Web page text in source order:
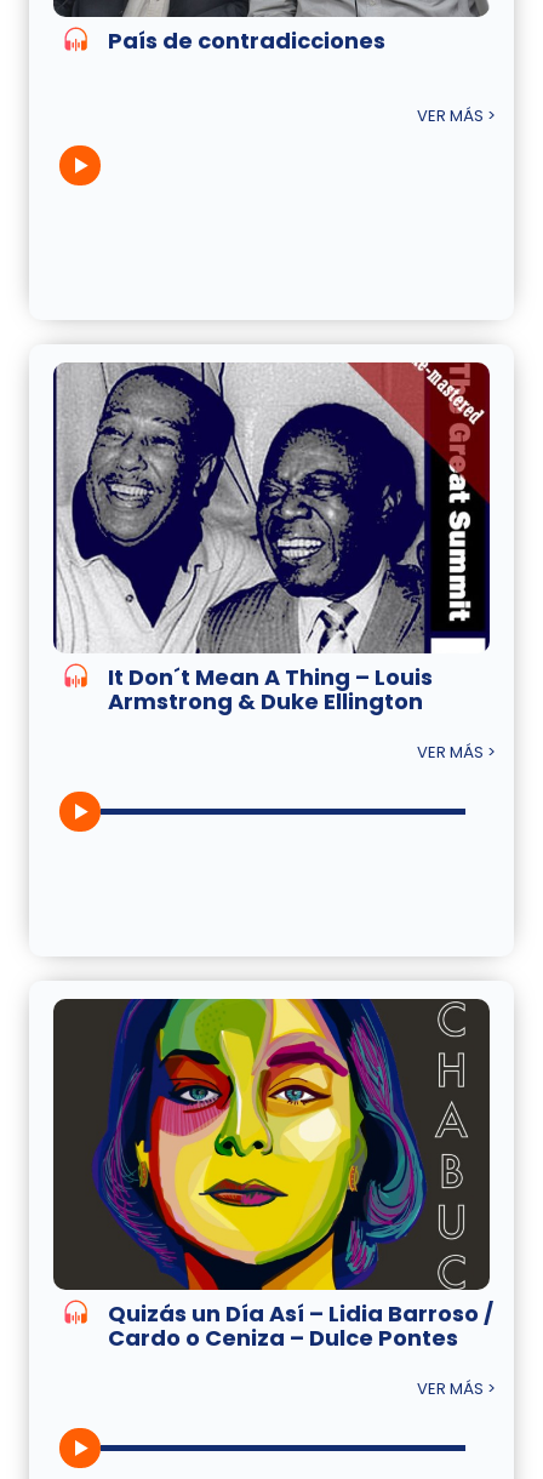
País de contradicciones
VER MÁS >
It Don´t Mean A Thing – Louis
Armstrong & Duke Ellington
VER MÁS >
Quizás un Día Así – Lidia Barroso /
Cardo o Ceniza – Dulce Pontes
VER MÁS >